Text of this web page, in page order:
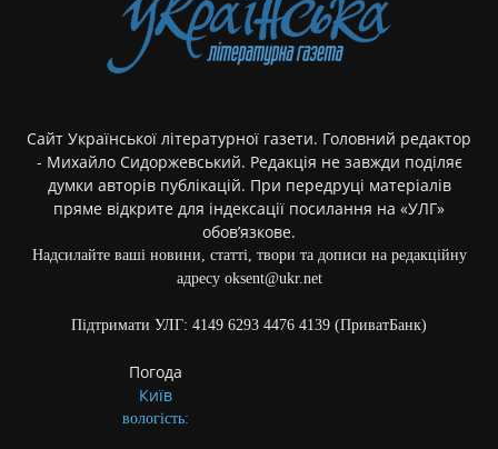
Сайт Української літературної газети. Головний редактор
- Михайло Сидоржевський. Редакція не завжди поділяє
думки авторів публікацій. При передруці матеріалів
пряме відкрите для індексації посилання на «УЛГ»
обов’язкове.
Надсилайте ваші новини, статті, твори та дописи на редакційну
адресу oksent@ukr.net
Підтримати УЛГ: 4149 6293 4476 4139 (ПриватБанк)
Погода
Київ
вологість: